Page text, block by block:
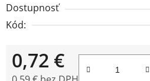
Dostupnosť
Kód:
0,72 €